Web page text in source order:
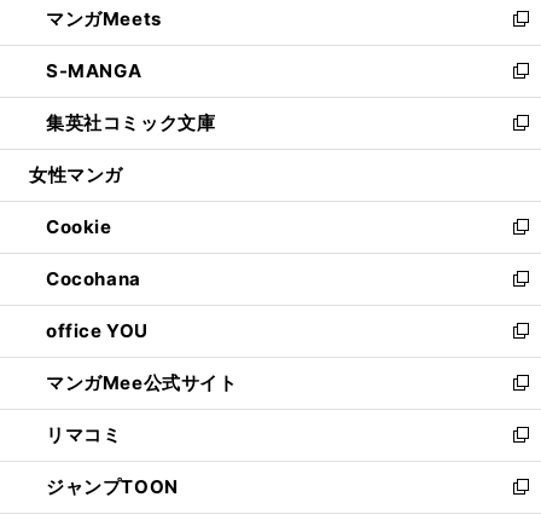
く
で
開
く
ド
ウ
で
開
く
ィ
ン
ド
ウ
で
開
い
ウ
ィ
ン
ド
ウ
開
く
マンガMeets
新
し
い
ウ
ィ
ン
ウ
で
開
く
S-MANGA
新
し
い
ウ
ン
ド
ウ
で
開
く
集英社コミック文庫
新
し
ウ
ィ
ン
ド
ウ
で
開
く
女性マンガ
Cookie
新
し
い
ウ
ィ
ン
ド
ウ
で
開
く
Cocohana
新
し
い
ウ
ィ
ン
ド
ウ
で
開
office YOU
新
し
い
ウ
ィ
ン
ド
ウ
マンガMee公式サイト
新
し
い
ウ
ィ
ン
リマコミ
新
し
い
ウ
ジャンプTOON
新
し